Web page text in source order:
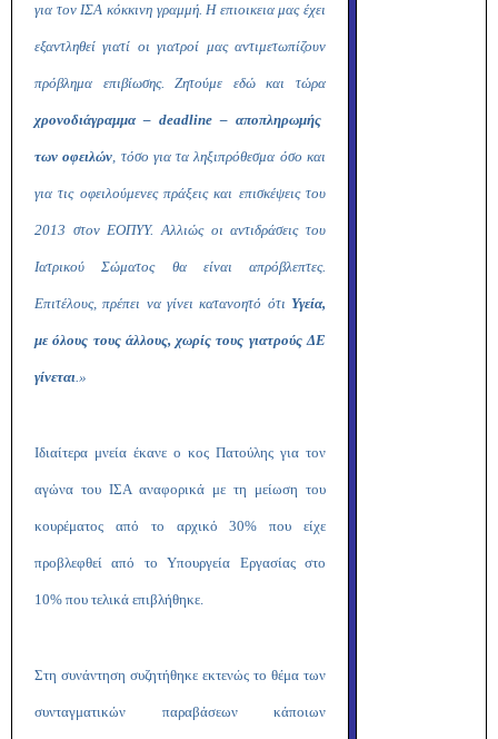
για τον ΙΣΑ κόκκινη γραμμή. Η επιοικεια μας έχει
εξαντληθεί γιατί οι γιατροί μας αντιμετωπίζουν
πρόβλημα επιβίωσης. Ζητούμε εδώ και τώρα
χρονοδιάγραμμα – deadline – αποπληρωμής
των οφειλών, τόσο για τα ληξιπρόθεσμα όσο και
για τις οφειλούμενες πράξεις και επισκέψεις του
2013 στον ΕΟΠΥΥ. Αλλιώς οι αντιδράσεις του
Ιατρικού Σώματος θα είναι απρόβλεπτες.
Επιτέλους, πρέπει να γίνει κατανοητό ότι Υγεία,
με όλους τους άλλους, χωρίς τους γιατρούς ΔΕ
γίνεται.»
Ιδιαίτερα μνεία έκανε ο κος Πατούλης για τον
αγώνα του ΙΣΑ αναφορικά με τη μείωση του
κουρέματος από το αρχικό 30% που είχε
προβλεφθεί από το Υπουργεία Εργασίας στο
10% που τελικά επιβλήθηκε.
Στη συνάντηση συζητήθηκε εκτενώς το θέμα των
συνταγματικών παραβάσεων κάποιων